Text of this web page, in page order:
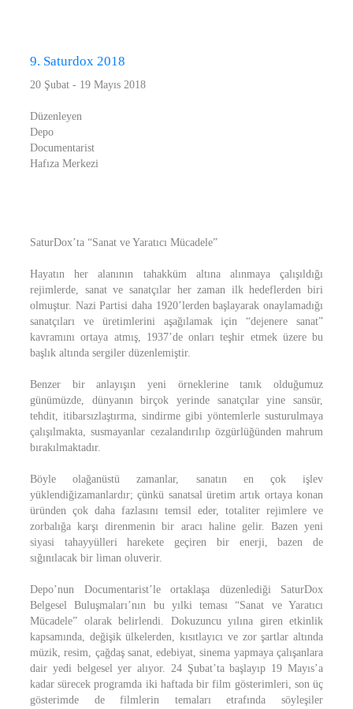
9. Saturdox 2018
20 Şubat - 19 Mayıs 2018
Düzenleyen
Depo
Documentarist
Hafıza Merkezi
SaturDox’ta “Sanat ve Yaratıcı Mücadele”
Hayatın her alanının tahakküm altına alınmaya çalışıldığı
rejimlerde, sanat ve sanatçılar her zaman ilk hedeflerden biri
olmuştur. Nazi Partisi daha 1920’lerden başlayarak onaylamadığı
sanatçıları ve üretimlerini aşağılamak için “dejenere sanat”
kavramını ortaya atmış, 1937’de onları teşhir etmek üzere bu
başlık altında sergiler düzenlemiştir.
Benzer bir anlayışın yeni örneklerine tanık olduğumuz
günümüzde, dünyanın birçok yerinde sanatçılar yine sansür,
tehdit, itibarsızlaştırma, sindirme gibi yöntemlerle susturulmaya
çalışılmakta, susmayanlar cezalandırılıp özgürlüğünden mahrum
bırakılmaktadır.
Böyle olağanüstü zamanlar, sanatın en çok işlev
yüklendiğizamanlardır; çünkü sanatsal üretim artık ortaya konan
üründen çok daha fazlasını temsil eder, totaliter rejimlere ve
zorbalığa karşı direnmenin bir aracı haline gelir. Bazen yeni
siyasi tahayyülleri harekete geçiren bir enerji, bazen de
sığınılacak bir liman oluverir.
Depo’nun Documentarist’le ortaklaşa düzenlediği SaturDox
Belgesel Buluşmaları’nın bu yılki teması “Sanat ve Yaratıcı
Mücadele” olarak belirlendi. Dokuzuncu yılına giren etkinlik
kapsamında, değişik ülkelerden, kısıtlayıcı ve zor şartlar altında
müzik, resim, çağdaş sanat, edebiyat, sinema yapmaya çalışanlara
dair yedi belgesel yer alıyor. 24 Şubat’ta başlayıp 19 Mayıs’a
kadar sürecek programda iki haftada bir film gösterimleri, son üç
gösterimde de filmlerin temaları etrafında söyleşiler